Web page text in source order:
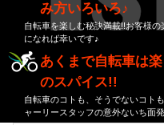
み方いろいろ♪
自転車を楽しむ秘訣満載!!お客様の
になれば幸いです♪
あくまで自転車は
のスパイス!!
自転車のコトも、そうでないコト
ャーリースタッフの意外ないち面